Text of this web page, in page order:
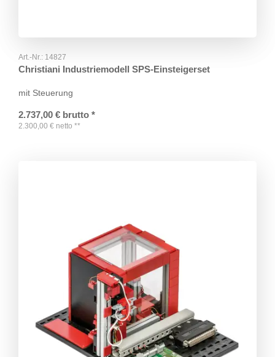
Art.-Nr.: 14827
Christiani Industriemodell SPS-Einsteigerset
mit Steuerung
2.737,00 € brutto *
2.300,00 € netto **